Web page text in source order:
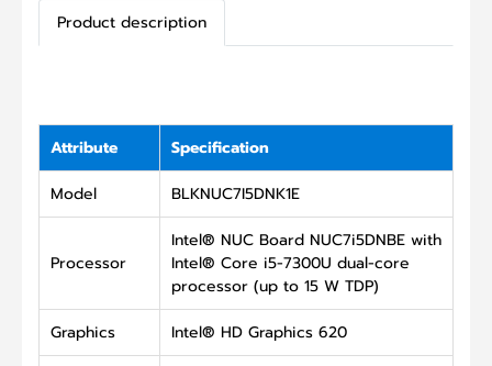
Product description
Attribute
Specification
Model
BLKNUC7I5DNK1E
Processor
Intel® NUC Board NUC7i5DNBE with
Intel® Core i5-7300U dual-core
processor (up to 15 W TDP)
Graphics
Intel® HD Graphics 620